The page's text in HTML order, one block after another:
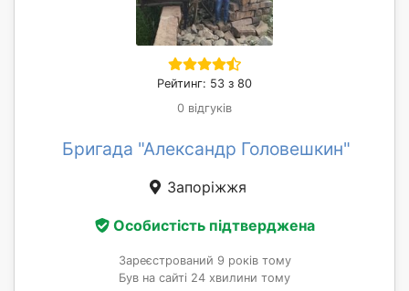
Рейтинг: 53 з 80
0 відгуків
Бригада "Александр Головешкин"
Запоріжжя
Особистість підтверджена
Зареєстрований 9 років тому
Був на сайті 24 хвилини тому